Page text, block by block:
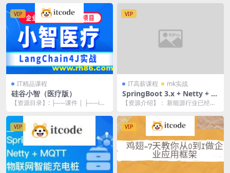
重收获 数据存取与...
VIP
IT精品课程
硅谷小智（医疗版）
【资源目录】: ├──课件 | ├──im
VIP
IT高薪课程 mk实战
SpringBoot 3.x + Netty + M
QTT 实战物联网智能充电桩
【资源介绍】： 新能源行业已经成
新赛道 本...
VIP VIP